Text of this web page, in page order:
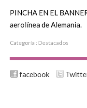
PINCHA EN EL
aerolínea de Alemania.
Categoría : Destacados
facebook